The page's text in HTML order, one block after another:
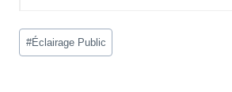
Post
Tags:
#Éclairage Public